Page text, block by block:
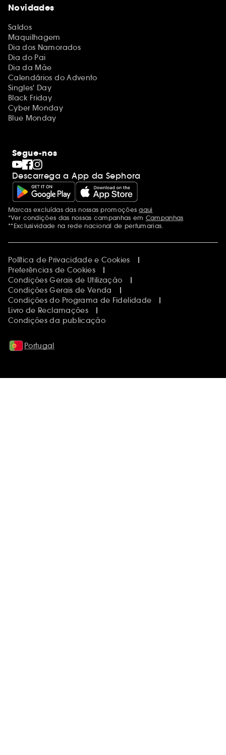
Novidades
Saldos
Maquilhagem
Dia dos Namorados
Dia do Pai
Dia da Mãe
Calendários do Advento
Singles' Day
Black Friday
Cyber Monday
Blue Monday
Segue-nos
Descarrega a App da Sephora
Menções adicionais
Marcas excluídas das nossas promoçõesaqui
*Ver condições das nossas campanhas em Campanhas
**Exclusividade na rede nacional de perfumarias.
Política de Privacidade e Cookies
Preferências de Cookies
Condições Gerais de Utilização
Condições Gerais de Venda
Condições do Programa de Fidelidade
Livro de Reclamações
Condições da publicação
Portugal